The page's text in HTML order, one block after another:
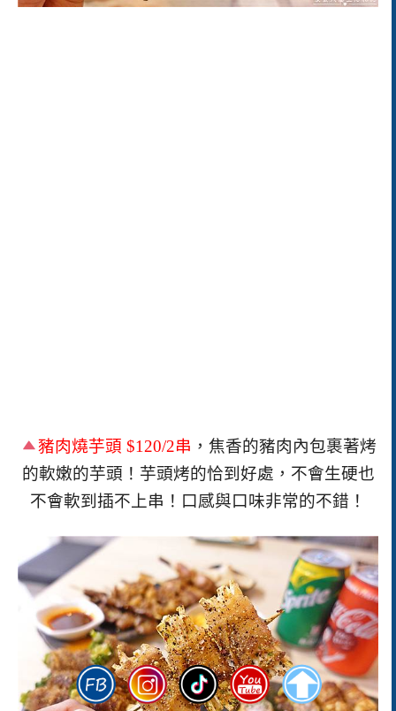
豬肉燒芋頭 $120/2串 ，焦香的豬肉內包裹著烤
的軟嫩的芋頭！芋頭烤的恰到好處，不會生硬也
不會軟到插不上串！口感與口味非常的不錯！